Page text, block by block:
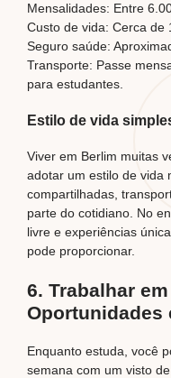
Mensalidades: Entre
Custo de vida: Cerca de
Seguro saúde:
Transporte: Passe
para estudantes.
Estilo de vida
Viver em Berlim muitas
adotar um estilo de vida
compartilhadas,
parte do cotidiano. No
livre e experiências
pode proporcionar.
6. Trabalhar
Oportunidades
Enquanto estuda, você
semana com um visto